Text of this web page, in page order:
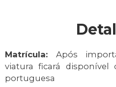
Matrícula: Após
viatura ficará
portuguesa